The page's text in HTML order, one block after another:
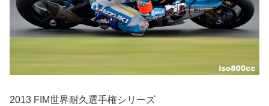
2013 FIM世界耐久選手権シリーズ